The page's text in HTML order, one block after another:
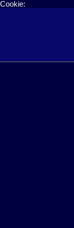
Cookie: